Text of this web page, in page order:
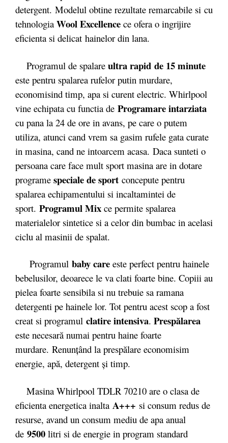
detergent. Modelul obtine rezultate remarcabile si cu
tehnologia Wool Excellence ce ofera o ingrijire
eficienta si delicat hainelor din lana.
Programul de spalare ultra rapid de 15 minute
este pentru spalarea rufelor putin murdare,
economisind timp, apa si curent electric. Whirlpool
vine echipata cu functia de Programare intarziata
cu pana la 24 de ore in avans, pe care o putem
utiliza, atunci cand vrem sa gasim rufele gata curate
in masina, cand ne intoarcem acasa. Daca sunteti o
persoana care face mult sport masina are in dotare
programe speciale de sport concepute pentru
spalarea echipamentului si incaltamintei de
sport. Programul Mix ce permite spalarea
materialelor sintetice si a celor din bumbac in acelasi
ciclu al masinii de spalat.
Programul baby care este perfect pentru hainele
bebelusilor, deoarece le va clati foarte bine. Copiii au
pielea foarte sensibila si nu trebuie sa ramana
detergenti pe hainele lor. Tot pentru acest scop a fost
creat si programul clatire intensiva. Prespălarea
este necesară numai pentru haine foarte
murdare. Renunţând la prespălare economisim
energie, apă, detergent şi timp.
Masina Whirlpool TDLR 70210 are o clasa de
eficienta energetica inalta A+++ si consum redus de
resurse, avand un consum mediu de apa anual
de 9500 litri si de energie in program standard